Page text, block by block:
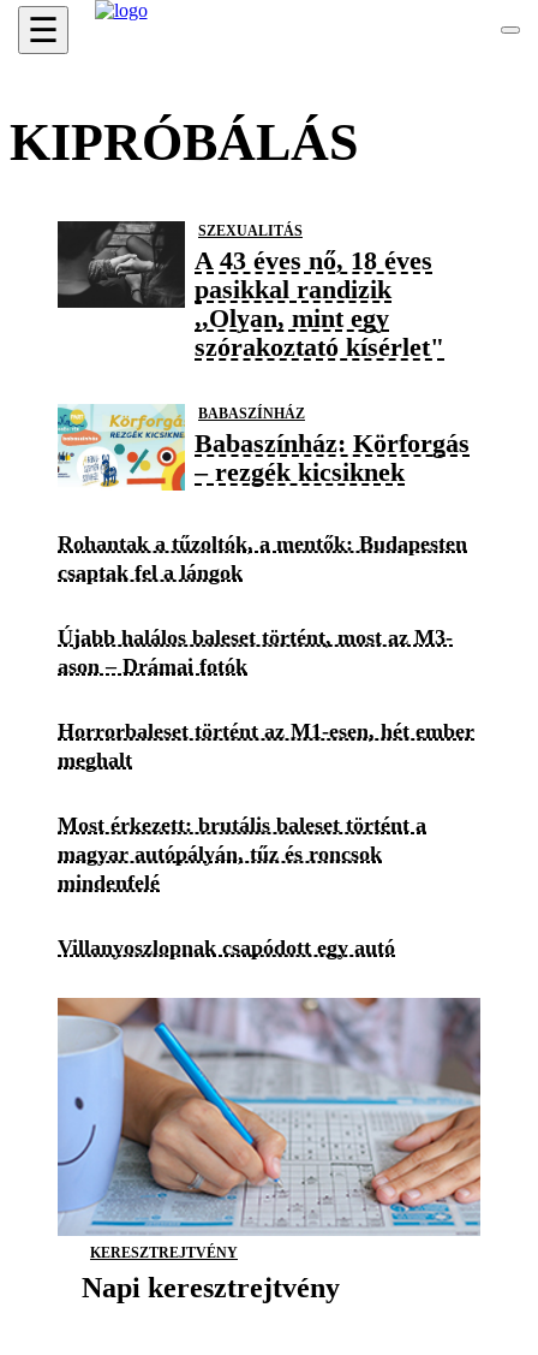
☰
KIPRÓBÁLÁS
SZEXUALITÁS
A 43 éves nő, 18 éves
pasikkal randizik
,,Olyan, mint egy
szórakoztató kísérlet"
BABASZÍNHÁZ
Babaszínház: Körforgás
– rezgék kicsiknek
Rohantak a tűzoltók, a mentők: Budapesten
csaptak fel a lángok
Újabb halálos baleset történt, most az M3-
ason – Drámai fotók
Horrorbaleset történt az M1-esen, hét ember
meghalt
Most érkezett: brutális baleset történt a
magyar autópályán, tűz és roncsok
mindenfelé
Villanyoszlopnak csapódott egy autó
KERESZTREJTVÉNY
Napi keresztrejtvény